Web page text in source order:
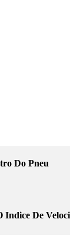
Do Pneu
Indice De